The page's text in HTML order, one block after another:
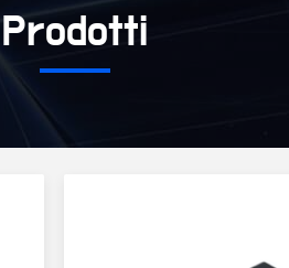
Prodotti